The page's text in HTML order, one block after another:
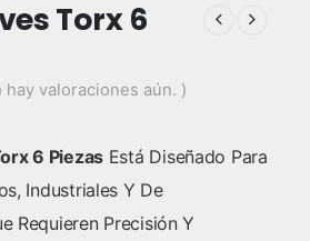
Torx 6
hay valoraciones aún. )
6 PiezasEstá Diseñado Para
Industriales Y De
Requieren Precisión Y